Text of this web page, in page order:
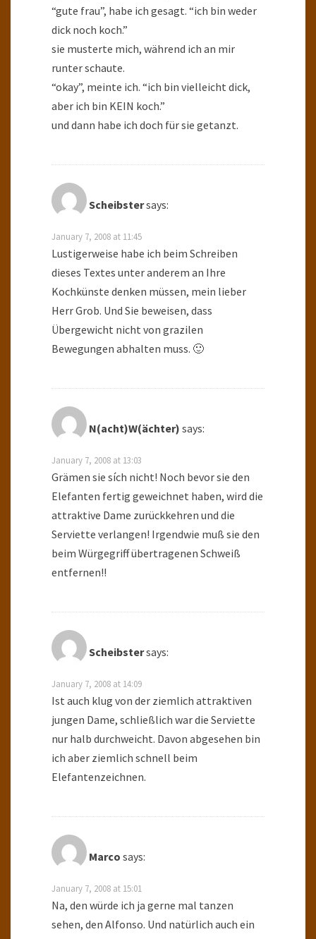
“gute frau”, habe ich gesagt. “ich bin weder
dick noch koch.”
sie musterte mich, während ich an mir
runter schaute.
“okay”, meinte ich. “ich bin vielleicht dick,
aber ich bin KEIN koch.”
und dann habe ich doch für sie getanzt.
Scheibstersays:
January 7, 2008 at 11:45
Lustigerweise habe ich beim Schreiben
dieses Textes unter anderem an Ihre
Kochkünste denken müssen, mein lieber
Herr Grob. Und Sie beweisen, dass
Übergewicht nicht von grazilen
Bewegungen abhalten muss. 🙂
N(acht)W(ächter) says:
January 7, 2008 at 13:03
Grämen sie sích nicht! Noch bevor sie den
Elefanten fertig geweichnet haben, wird die
attraktive Dame zurückkehren und die
Serviette verlangen! Irgendwie muß sie den
beim Würgegriff übertragenen Schweiß
entfernen!!
Scheibstersays:
January 7, 2008 at 14:09
Ist auch klug von der ziemlich attraktiven
jungen Dame, schließlich war die Serviette
nur halb durchweicht. Davon abgesehen bin
ich aber ziemlich schnell beim
Elefantenzeichnen.
Marco says:
January 7, 2008 at 15:01
Na, den würde ich ja gerne mal tanzen
sehen, den Alfonso. Und natürlich auch ein